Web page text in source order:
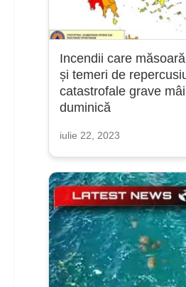
Incendii care
și temeri de
catastrofale grave
duminică
iulie 22, 2023